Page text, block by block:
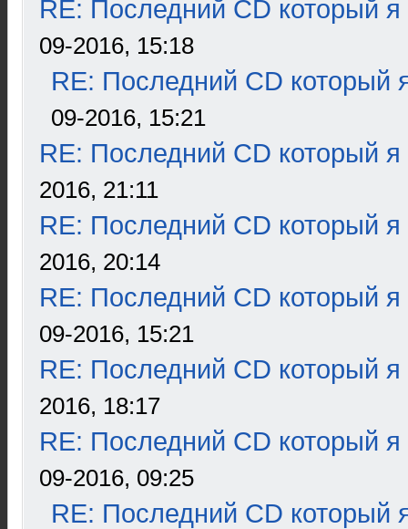
RE: Последний CD который я
09-2016, 15:18
RE: Последний CD который
09-2016, 15:21
RE: Последний CD который я
2016, 21:11
RE: Последний CD который я
2016, 20:14
RE: Последний CD который я
09-2016, 15:21
RE: Последний CD который я
2016, 18:17
RE: Последний CD который я
09-2016, 09:25
RE: Последний CD который